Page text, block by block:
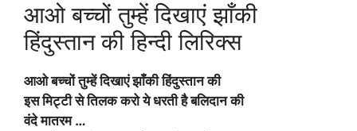
आओ बच्चों तुम्हें दिखाएं झाँकी
हिंदुस्तान की हिन्दी लिरिक्स
आओ बच्चों तुम्हें दिखाएं झाँकी हिंदुस्तान की
इस मिट्टी से तिलक करो ये धरती है बलिदान की
वंदे मातरम …